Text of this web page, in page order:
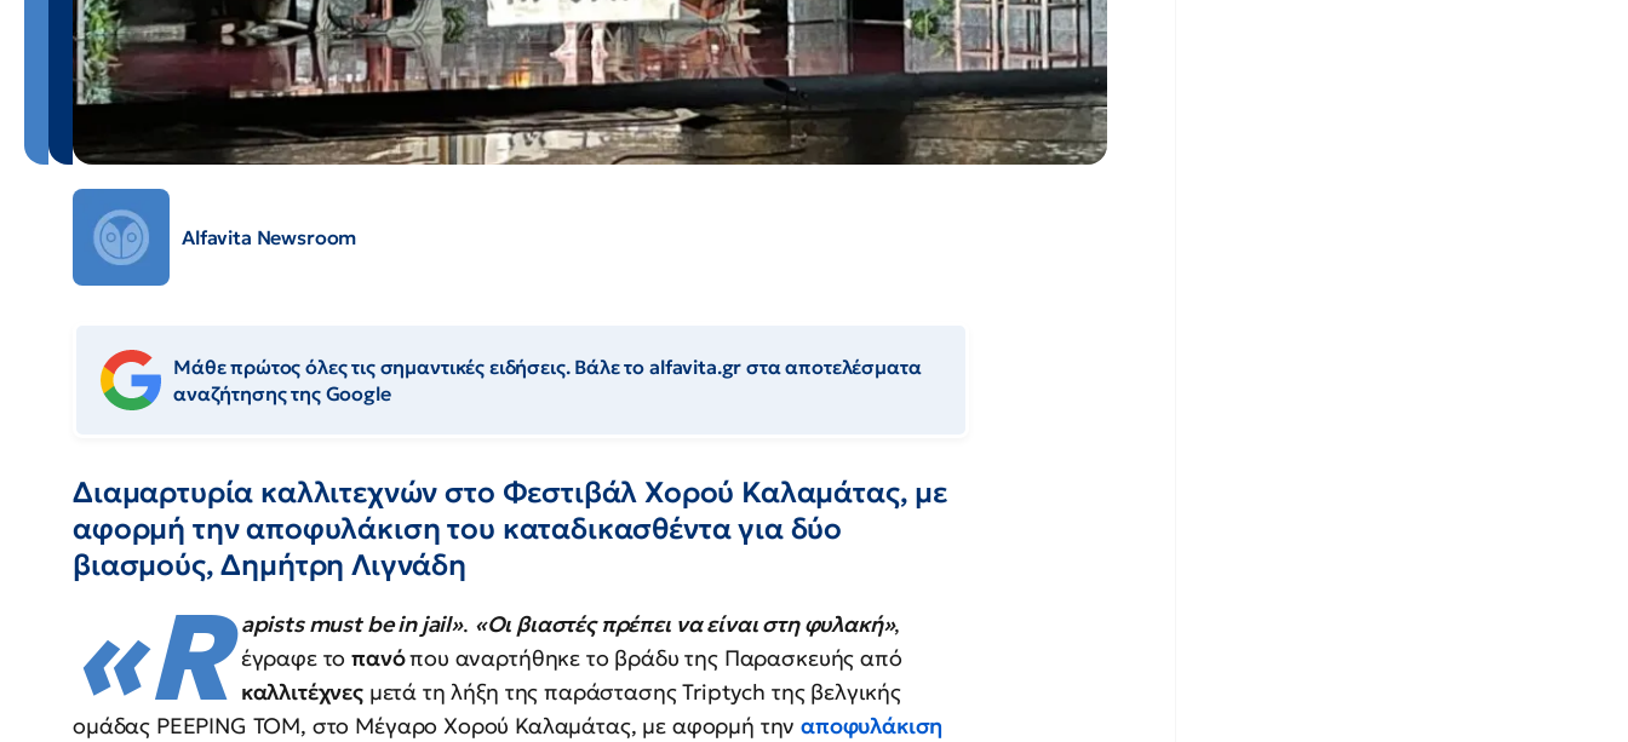
Alfavita Newsroom
Μάθε πρώτος όλες τις σημαντικές ειδήσεις. Βάλε το alfavita.gr στα αποτελέσματα
αναζήτησης της Google
Διαμαρτυρία καλλιτεχνών στο Φεστιβάλ Χορού Καλαμάτας, με
αφορμή την αποφυλάκιση του καταδικασθέντα για δύο
βιασμούς, Δημήτρη Λιγνάδη
«R apists must be in jail». «Οι βιαστές πρέπει να είναι στη φυλακή»,
έγραφε τοπανόπου αναρτήθηκε το βράδυ της Παρασκευής από
καλλιτέχνεςμετά τη λήξη της παράστασης Triptych της βελγικής
ομάδας PEEPING TOM, στο Μέγαρο Χορού Καλαμάτας, με αφορμή τηναποφυλάκιση